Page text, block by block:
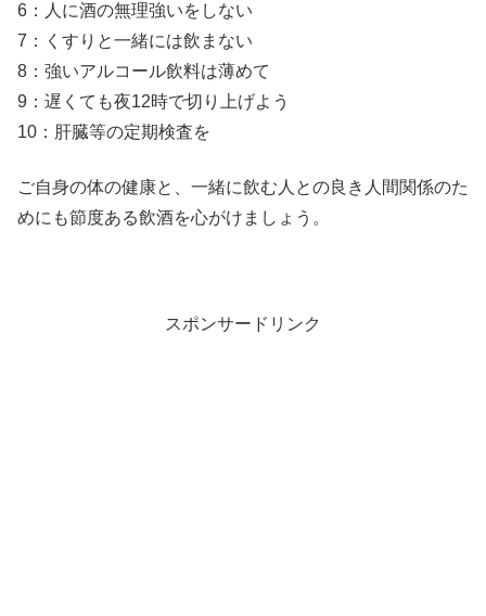
6：人に酒の無理強いをしない
7：くすりと一緒には飲まない
8：強いアルコール飲料は薄めて
9：遅くても夜12時で切り上げよう
10：肝臓等の定期検査を
ご自身の体の健康と、一緒に飲む人との良き人間関係のた
めにも節度ある飲酒を心がけましょう。
スポンサードリンク